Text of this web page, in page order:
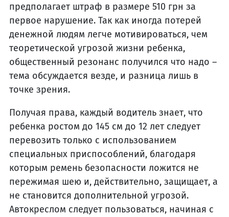
предполагает штраф в размере 510 грн за
первое нарушение. Так как иногда потерей
денежной людям легче мотивироваться, чем
теоретической угрозой жизни ребенка,
общественный резонанс получился что надо –
тема обсуждается везде, и разница лишь в
точке зрения.
Получая права, каждый водитель знает, что
ребенка ростом до 145 см до 12 лет следует
перевозить только с использованием
специальных приспособлений, благодаря
которым ремень безопасности ложится не
пережимая шею и, действительно, защищает, а
не становится дополнительной угрозой.
Автокреслом следует пользоваться, начиная с